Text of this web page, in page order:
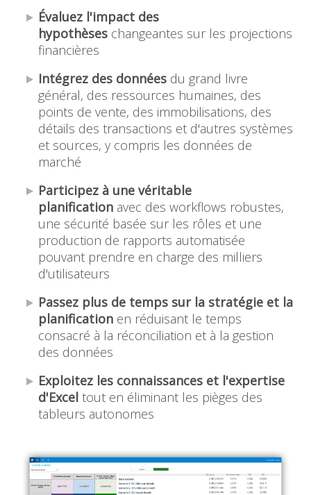
Évaluez l'impact des
hypothèses changeantes sur les projections
financières
Intégrez des données du grand livre
général, des ressources humaines, des
points de vente, des immobilisations, des
détails des transactions et d'autres systèmes
et sources, y compris les données de
marché
Participez à une véritable
planification avec des workflows robustes,
une sécurité basée sur les rôles et une
production de rapports automatisée
pouvant prendre en charge des milliers
d'utilisateurs
Passez plus de temps sur la stratégie et la
planification en réduisant le temps
consacré à la réconciliation et à la gestion
des données
Exploitez les connaissances et l'expertise
d'Excel tout en éliminant les pièges des
tableurs autonomes